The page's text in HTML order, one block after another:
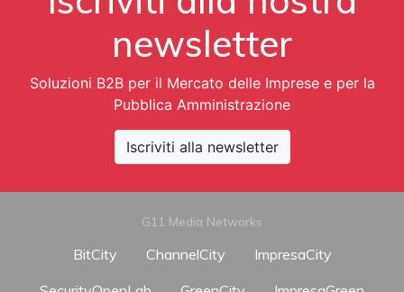
newsletter
Soluzioni B2B per il Mercato delle Imprese e per la
Pubblica Amministrazione
Iscriviti alla newsletter
G11 Media Networks
BitCity ChannelCity
ImpresaCity